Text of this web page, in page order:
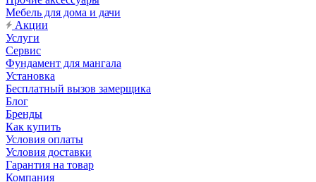
Мебель для дома и дачи
Акции
Услуги
Сервис
Фундамент для мангала
Установка
Бесплатный вызов замерщика
Блог
Бренды
Как купить
Условия оплаты
Условия доставки
Гарантия на товар
Компания